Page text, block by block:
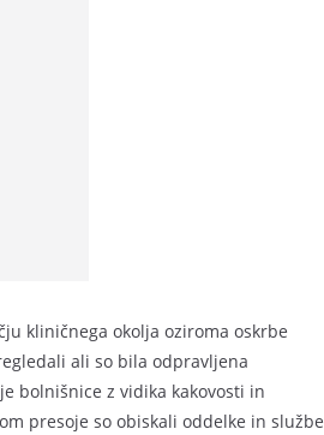
kliničnega okolja oziroma oskrbe
ali so bila odpravljena
bolnišnice z vidika kakovosti in
presoje so obiskali oddelke in službe